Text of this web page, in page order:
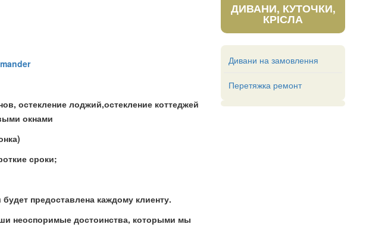
остекление лоджий,остекление коттеджей
окнами
сроки;
предоставлена каждому клиенту.
неоспоримые достоинства, которыми мы
ДИВАНИ, КУТОЧКИ,
КРІСЛА
Дивани на замовлення
Перетяжка ремонт